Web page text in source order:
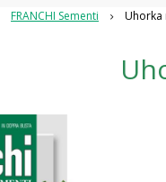
FRANCHI Sementi Uhorka